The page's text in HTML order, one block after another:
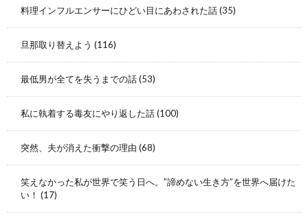
料理インフルエンサーにひどい目にあわされた話(35)
旦那取り替えよう (116)
最低男が全てを失うまでの話(53)
私に執着する毒友にやり返した話(100)
突然、夫が消えた衝撃の理由 (68)
笑えなかった私が世界で笑う日へ。”諦めない生き方”を世界へ届けた
い！ (17)